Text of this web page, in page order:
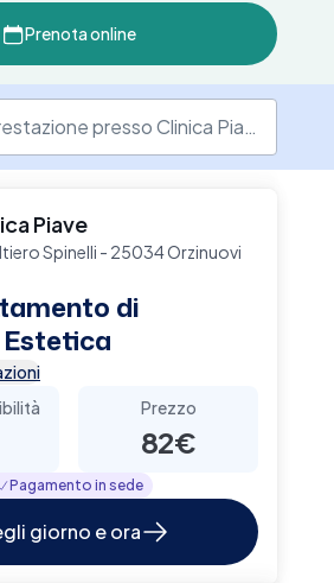
Prenota online
Piave
Spinelli - 25034 Orzinuovi
di
Prezzo
82€
Pagamento in sede
giorno e ora